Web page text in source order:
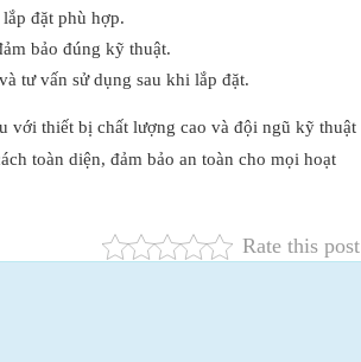
đặt phù hợp.
bảo đúng kỹ thuật.
tư vấn sử dụng sau khi lắp đặt.
với thiết bị chất lượng cao và đội ngũ kỹ thuật
toàn diện, đảm bảo an toàn cho mọi hoạt
Rate this post